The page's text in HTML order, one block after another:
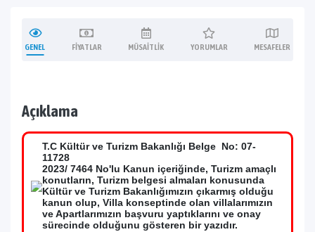
GENEL FIYATLAR MÜSAITLIK YORUMLAR MESAFELER
Açıklama
T.C Kültür ve Turizm Bakanlığı Belge No: 07-
11728
2023/ 7464 No'lu Kanun içeriğinde, Turizm amaçlı
konutların, Turizm belgesi almaları konusunda
Kültür ve Turizm Bakanlığımızın çıkarmış olduğu
kanun olup, Villa konseptinde olan villalarımızın
ve Apartlarımızın başvuru yaptıklarını ve onay
sürecinde olduğunu gösteren bir yazıdır.